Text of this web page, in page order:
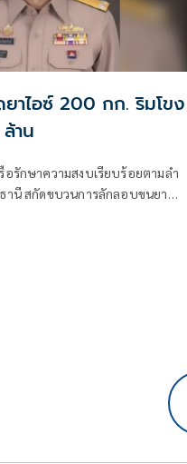
าไอซ์ 200 กก. ริมโขง
าน
อรักษาความสงบเรียบร้อยตามลำ
านี สกัดขบวนการลักลอบขนยา